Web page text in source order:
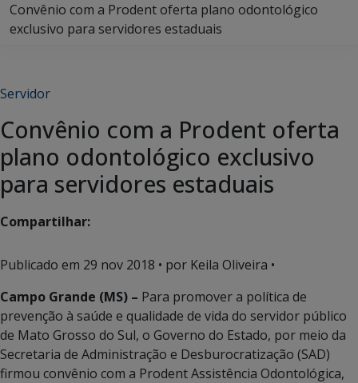
Convênio com a Prodent oferta plano odontológico
exclusivo para servidores estaduais
Servidor
Convênio com a Prodent oferta
plano odontológico exclusivo
para servidores estaduais
Compartilhar:
Publicado em 29 nov 2018 • por Keila Oliveira •
Campo Grande (MS) – Para promover a política de
prevenção à saúde e qualidade de vida do servidor público
de Mato Grosso do Sul, o Governo do Estado, por meio da
Secretaria de Administração e Desburocratização (SAD)
firmou convênio com a Prodent Assistência Odontológica,